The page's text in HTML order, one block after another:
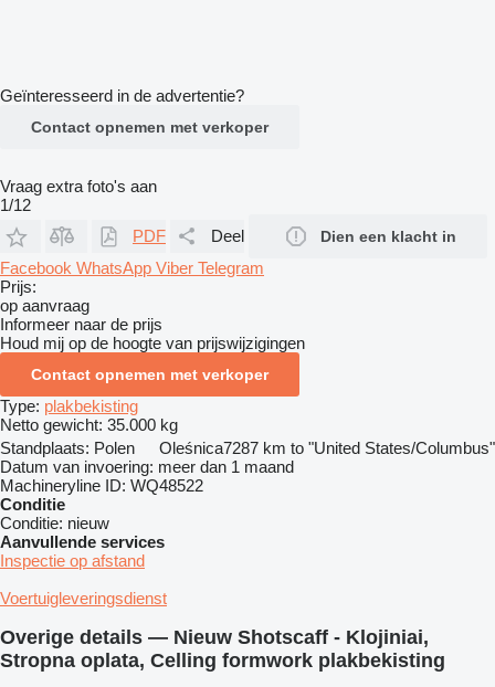
Geïnteresseerd in de advertentie?
Contact opnemen met verkoper
Vraag extra foto's aan
1/12
PDF
Deel Dien een klacht in
Facebook WhatsApp Viber Telegram
Prijs:
op aanvraag
Informeer naar de prijs
Houd mij op de hoogte van prijswijzigingen
Contact opnemen met verkoper
Type: plakbekisting
Netto gewicht: 35.000 kg
Standplaats: Polen Oleśnica7287 km to "United States/Columbus"
Datum van invoering: meer dan 1 maand
Machineryline ID: WQ48522
Conditie
Conditie: nieuw
Aanvullende services
Inspectie op afstand
Voertuigleveringsdienst
Overige details — Nieuw Shotscaff - Klojiniai,
Stropna oplata, Celling formwork plakbekisting